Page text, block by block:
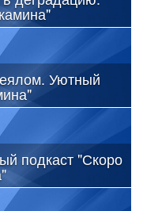
Уютный
подкаст "Скоро